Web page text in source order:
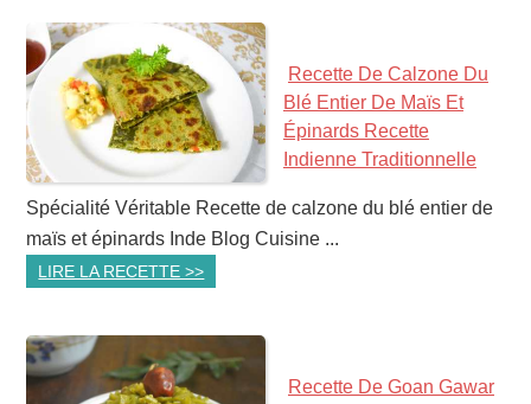
Recette De Calzone Du
Blé Entier De Maïs Et
Épinards Recette
Indienne Traditionnelle
Spécialité Véritable Recette de calzone du blé entier de
maïs et épinards Inde Blog Cuisine ...
LIRE LA RECETTE >>
Recette De Goan Gawar